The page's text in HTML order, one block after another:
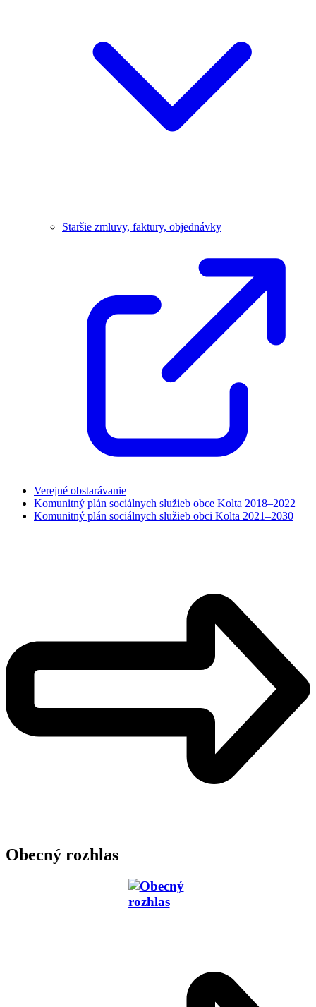
Staršie zmluvy, faktury, objednávky
Verejné obstarávanie
Komunitný plán sociálnych služieb obce Kolta 2018–2022
Komunitný plán sociálnych služieb obci Kolta 2021–2030
Obecný rozhlas